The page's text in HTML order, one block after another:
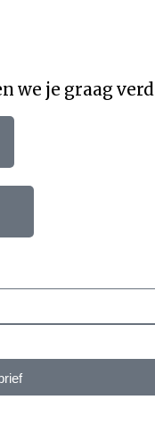
we je graag